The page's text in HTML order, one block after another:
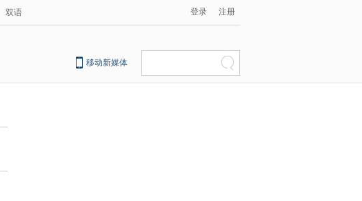
双语 登录 注册
移动新媒体